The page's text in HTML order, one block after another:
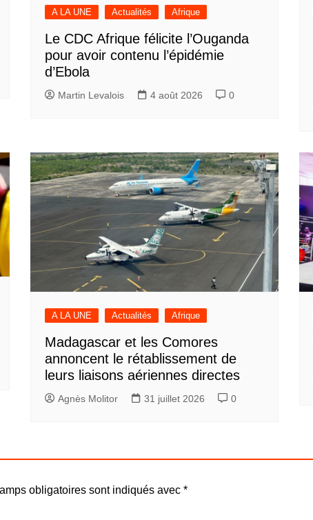
A LA UNE Actualités Afrique
Le CDC Afrique félicite l’Ouganda
pour avoir contenu l’épidémie
d’Ebola
Martin Levalois 4 août 2026 0
A LA UNE Actualités Afrique
Madagascar et les Comores
annoncent le rétablissement de
leurs liaisons aériennes directes
Agnès Molitor 31 juillet 2026 0
obligatoires sont indiqués avec *